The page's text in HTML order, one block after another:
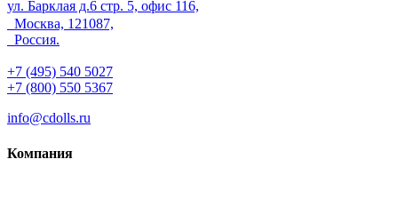
ул. Барклая д.6 стр. 5, офис 116,
Москва, 121087,
Россия.
+7 (495) 540 5027
+7 (800) 550 5367
info@cdolls.ru
Компания